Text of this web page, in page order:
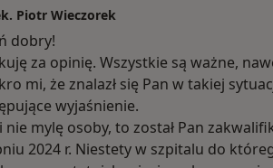
Piotr Wieczorek
dobry!
za opinię. Wszystkie są ważne,
mi, że znalazł się Pan w takiej
wyjaśnienie.
nie mylę osoby, to został Pan
2024 r. Niestety w szpitalu do